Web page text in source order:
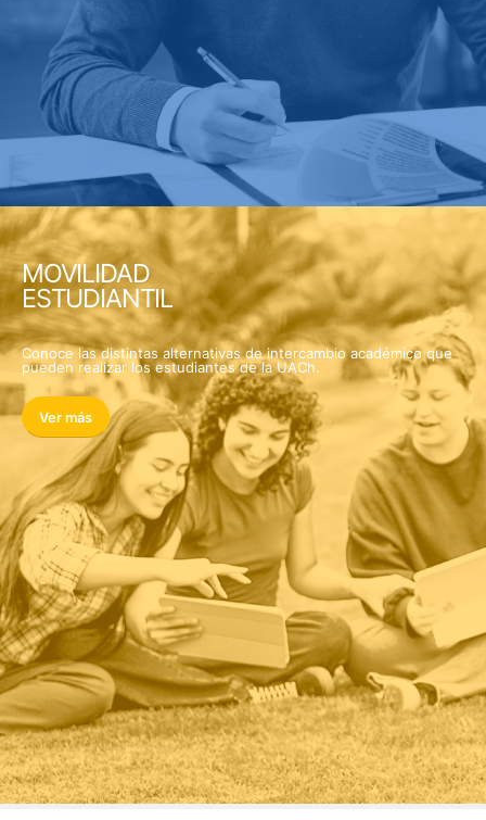
MOVILIDAD
ESTUDIANTIL
Conoce las distintas alternativas de intercambio académico que
pueden realizar los estudiantes de la UACh.
Ver más